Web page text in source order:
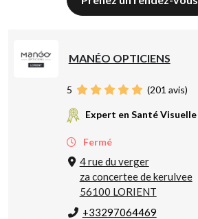
MANÉO OPTICIENS
5 (201 avis)
Expert en Santé Visuelle
Fermé
4 rue du verger
za concertee de kerulvee
56100 LORIENT
+33297064469